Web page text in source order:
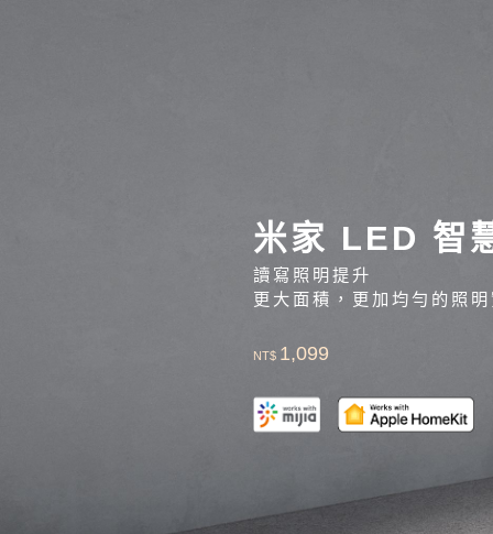
米家 LED 智
讀寫照明提升
更大面積，更加均勻的照
NT$ 1,099